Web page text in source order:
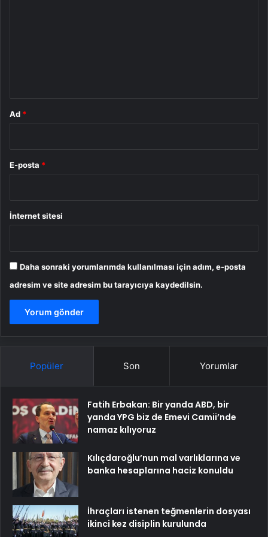
Ad *
E-posta *
İnternet sitesi
Daha sonraki yorumlarımda kullanılması için adım, e-posta
adresim ve site adresim bu tarayıcıya kaydedilsin.
Popüler Son Yorumlar
Fatih Erbakan: Bir yanda ABD, bir
yanda YPG biz de Emevi Camii’nde
namaz kılıyoruz
Kılıçdaroğlu’nun mal varlıklarına ve
banka hesaplarına haciz konuldu
İhraçları istenen teğmenlerin dosyası
ikinci kez disiplin kurulunda